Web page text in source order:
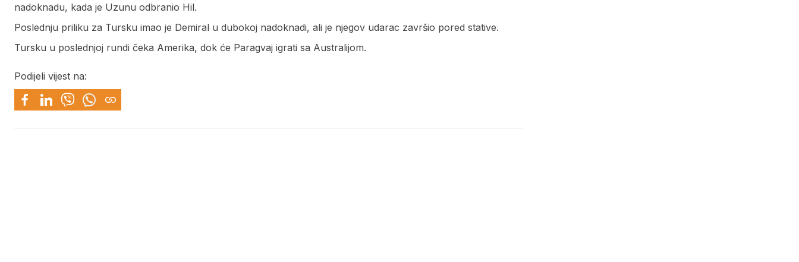
nadoknadu, kada je Uzunu odbranio Hil.
Poslednju priliku za Tursku imao je Demiral u dubokoj nadoknadi, ali je njegov udarac završio pored stative.
Tursku u poslednjoj rundi čeka Amerika, dok će Paragvaj igrati sa Australijom.
Podijeli vijest na: